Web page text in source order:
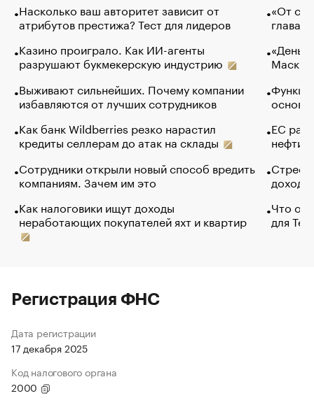
Насколько ваш авторитет зависит от
атрибутов престижа? Тест для лидеров
Казино проиграло. Как ИИ-агенты
разрушают букмекерскую индустрию
Выживают сильнейших. Почему компании
избавляются от лучших сотрудников
Как банк Wildberries резко нарастил
кредиты селлерам до атак на склады
Сотрудники открыли новый способ вредить
компаниям. Зачем им это
Как налоговики ищут доходы
неработающих покупателей яхт и квартир
«От
глава
Маск в
основ
ЕС
нефти
Что
для
Регистрация ФНС
Дата регистрации
17 декабря 2025
Код налогового органа
2000